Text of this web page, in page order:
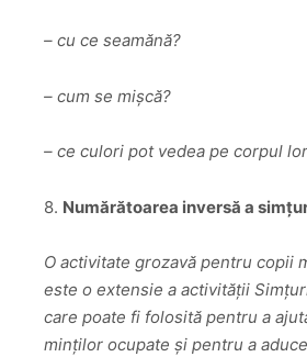
– cu ce seamănă?
– cum se mișcă?
– ce culori pot vedea pe corpul
8. Numărătoarea inversă a
O activitate grozavă pentru copii
este o extensie a activității
care poate fi folosită pentru a
minților ocupate și pentru a